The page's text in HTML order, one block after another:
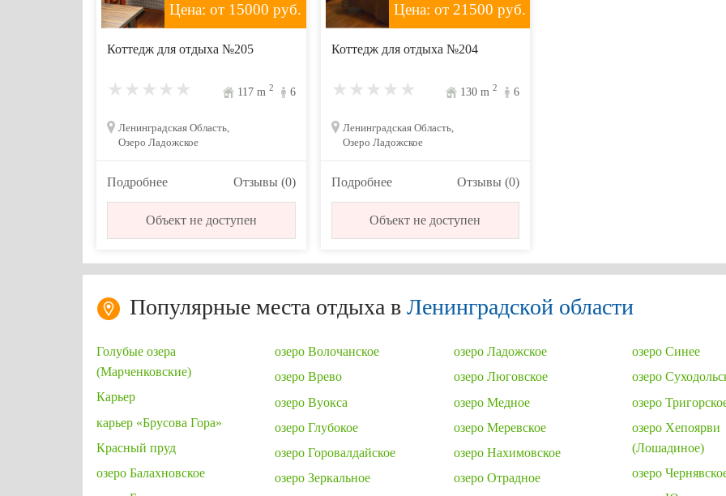
Цена: от 15000 руб.
Коттедж для отдыха №205
117m 2 6
Ленинградская Область,
Озеро Ладожское
Подробнее Отзывы (0)
Объект не доступен
Цена: от 21500 руб.
Коттедж для отдыха №204
130 m2 6
Ленинградская Область,
Озеро Ладожское
Подробнее Отзывы (0)
Объект не доступен
Популярные места отдыха вЛенинградской области
Голубые озера
(Марченковские)
Карьер
карьер «Брусова Гора»
Красный пруд
озеро Балахновское
озеро Волочанское
озеро Врево
озеро Вуокса
озеро Глубокое
озеро Горовалдайское
озеро Зеркальное
озеро Ладожское
озеро Люговское
озеро Медное
озеро Меревское
озеро Нахимовское
озеро Отрадное
озеро Синее
озеро
озеро
озеро Хепоярви
(Лошадиное)
озеро